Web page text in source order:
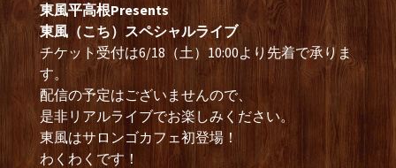
東風平高根Presents
東風（こち）スペシャルライブ
チケット受付は6/18（土）10:00より先着で承りま
す。
配信の予定はございませんので、
是非リアルライブでお楽しみください。
東風はサロンゴカフェ初登場！
わくわくです！